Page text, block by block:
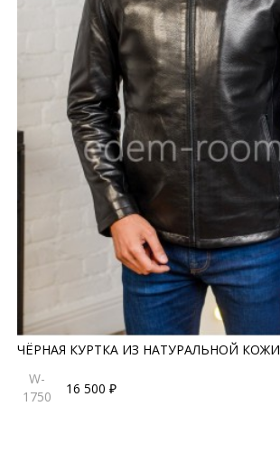
ЧЁРНАЯ КУРТКА ИЗ НАТУРАЛЬНОЙ КОЖИ
W-
1750
16 500 ₽